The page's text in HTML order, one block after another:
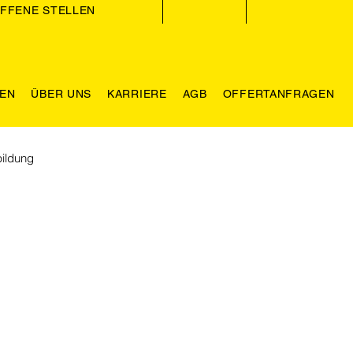
STELLEN
ÜBER UNS KARRIERE AGB OFFERTANFRAGEN